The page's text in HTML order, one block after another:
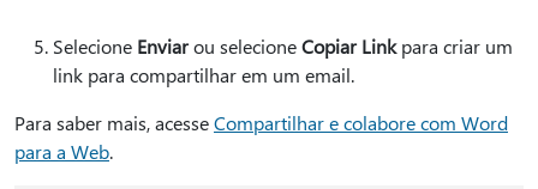
Selecione Enviarou selecioneCopiar Linkpara criar um
link para compartilhar em um email.
Para saber mais, acesseCompartilhar e colabore com Word
para a Web.